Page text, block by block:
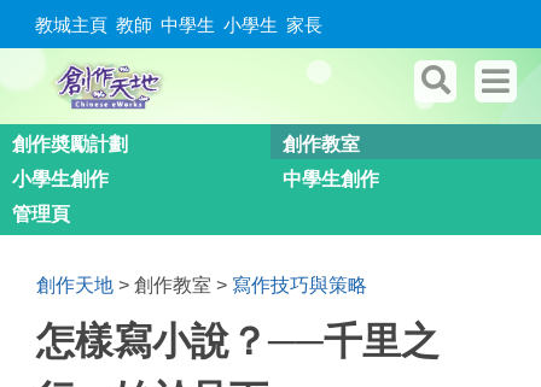
教城主頁 教師 中學生 小學生 家長
創作奬勵計劃
創作教室
小學生創作
中學生創作
管理頁
You are here
創作天地 > 創作教室 > 寫作技巧與策略
怎樣寫小說？──千里之